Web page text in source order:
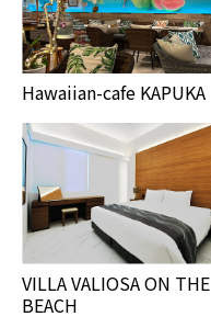
Hawaiian-cafe KAPUKA
VILLA VALIOSA ON THE
BEACH